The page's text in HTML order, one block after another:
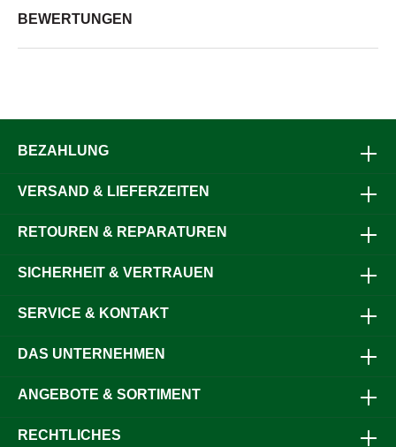
BEWERTUNGEN
BEZAHLUNG
VERSAND & LIEFERZEITEN
RETOUREN & REPARATUREN
SICHERHEIT & VERTRAUEN
SERVICE & KONTAKT
DAS UNTERNEHMEN
ANGEBOTE & SORTIMENT
RECHTLICHES